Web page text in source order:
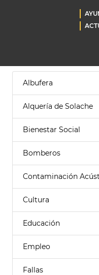
Albufera
Alquería de Solache
Bienestar Social
Bomberos
Contaminación
Cultura
Educación
Empleo
Fallas